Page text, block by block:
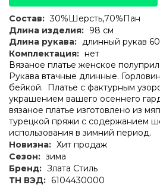
Состав: 30%Шерсть,70%Пан
Длина изделия: 98 см
Длина рукава: длинный рукав
Комплектация: нет
Вязаное платье женское
Рукава втачные длинные.
бейкой. Платье с фактурным
украшением вашего осеннего
вязаное платье изготовлено из
турецкой пряжи с содержанием
использования в зимний период.
Новизна: Хит продаж
Сезон: зима
Бренд: Злата Стиль
ТН ВЭД: 6104430000